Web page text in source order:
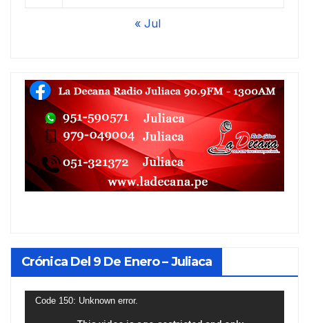
« Jul
Crónica Del 9 De Enero – Juliaca
Reproductor
Code 150: Unknown error.